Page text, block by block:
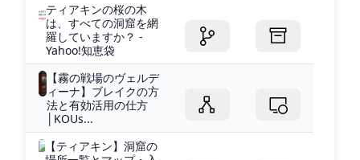
ティアキンの桜の木
は、すべての洞窟を網
羅していますか？ -
Yahoo!知恵袋
【霧の戦場のヴェルデ
ィーナ】ブレイクの方
法と有効活用の仕方
│KOUs...
【ティアキン】洞窟の